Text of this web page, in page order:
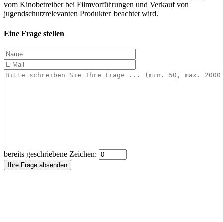
vom Kinobetreiber bei Filmvorführungen und Verkauf von
jugendschutzrelevanten Produkten beachtet wird.
Eine Frage stellen
bereits geschriebene Zeichen:
Ihre Frage absenden